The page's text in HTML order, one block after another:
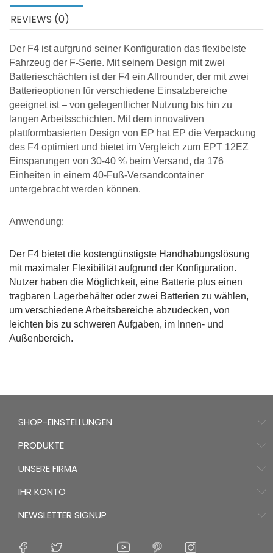
REVIEWS (0)
Der F4 ist aufgrund seiner Konfiguration das flexibelste
Fahrzeug der F-Serie. Mit seinem Design mit zwei
Batterieschächten ist der F4 ein Allrounder, der mit zwei
Batterieoptionen für verschiedene Einsatzbereiche
geeignet ist – von gelegentlicher Nutzung bis hin zu
langen Arbeitsschichten. Mit dem innovativen
plattformbasierten Design von EP hat EP die Verpackung
des F4 optimiert und bietet im Vergleich zum EPT 12EZ
Einsparungen von 30-40 % beim Versand, da 176
Einheiten in einem 40-Fuß-Versandcontainer
untergebracht werden können.
Anwendung:
Der F4 bietet die kostengünstigste Handhabungslösung
mit maximaler Flexibilität aufgrund der Konfiguration.
Nutzer haben die Möglichkeit, eine Batterie plus einen
tragbaren Lagerbehälter oder zwei Batterien zu wählen,
um verschiedene Arbeitsbereiche abzudecken, von
leichten bis zu schweren Aufgaben, im Innen- und
Außenbereich.
SHOP-EINSTELLUNGEN
PRODUKTE
UNSERE FIRMA
IHR KONTO
NEWSLETTER SIGNUP